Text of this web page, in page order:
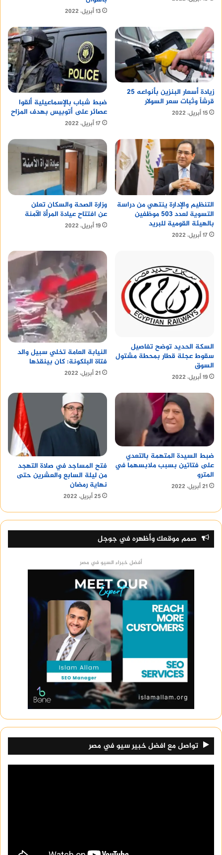
13 أبريل، 2022
زيادة أسعار البنزين بأنواعه 25
قرشاً وثبات سعر السولار
15 أبريل، 2022
ضبط شباب بالإسماعيلية ألقوا
عصائر على أتوبيس بهدف المزاح
17 أبريل، 2022
التنظيم والإدارة ينتهي من دراسة
التسوية لعدد 503 موظفين
بالهيئة القومية للبريد
17 أبريل، 2022
وزارة الصحة والسكان تعلن
عن افتتاح عيادة المرأة الآمنة
19 أبريل، 2022
السكة الحديد توضح تفاصيل
سقوط عجلة قطار بمحطة مشتول
السوق
19 أبريل، 2022
النيابة العامة تخلي سبيل والد
فتاة البلكونة: كان بينقذها
21 أبريل، 2022
ضبط السيدة المتهمة بالتعدي
على فتاتين بسبب ملابسهما في
المترو
21 أبريل، 2022
فتح المساجد في صلاة التهجد
من ليلة السابع والعشرين حتى
نهاية رمضان
25 أبريل، 2022
صمم موقعك وأظهره في جوجل
أفضل خبراء السيو في مصر
تواصل مع افضل خبير سيو في مصر